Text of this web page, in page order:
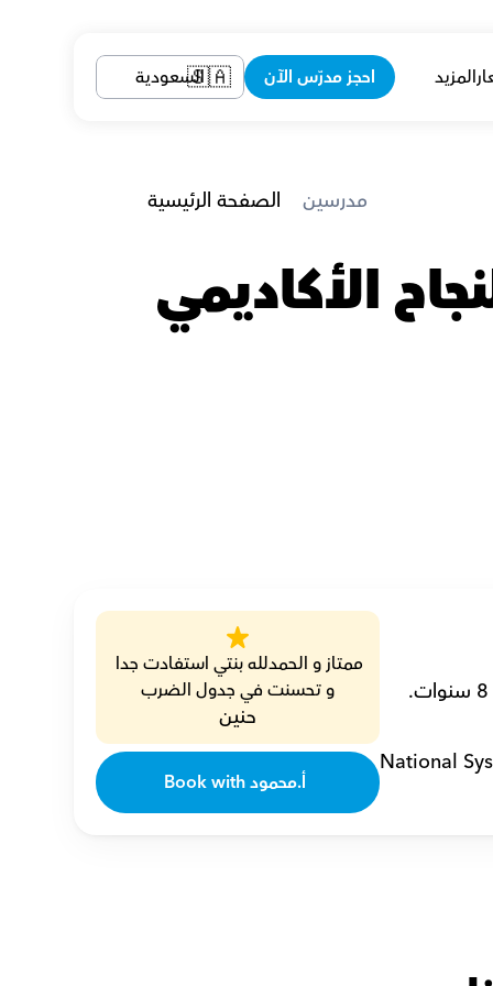
الصفحة الرئيسية مدرسين
National
و تحسنت في جدول الضرب
حنين
المزيد احجز مدرّس الآن 🇸🇦السعودية